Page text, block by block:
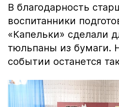
В благодарность
воспитанники
«Капельки» сделали
тюльпаны из бумаги.
событии останется